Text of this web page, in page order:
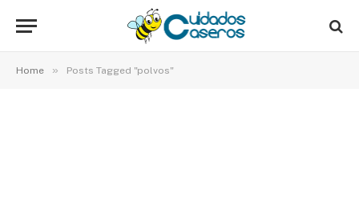
Home » Posts Tagged "polvos"